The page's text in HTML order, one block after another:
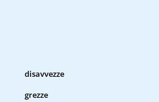
disavvezze
grezze